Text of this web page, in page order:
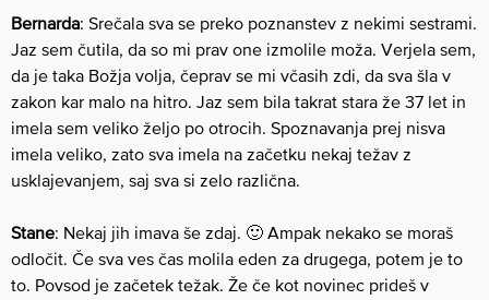
Bernarda: Srečala sva se preko poznanstev z nekimi sestrami.
Jaz sem čutila, da so mi prav one izmolile moža. Verjela sem,
da je taka Božja volja, čeprav se mi včasih zdi, da sva šla v
zakon kar malo na hitro. Jaz sem bila takrat stara že 37 let in
imela sem veliko željo po otrocih. Spoznavanja prej nisva
imela veliko, zato sva imela na začetku nekaj težav z
usklajevanjem, saj sva si zelo različna.
Stane: Nekaj jih imava še zdaj. 🙂 Ampak nekako se moraš
odločit. Če sva ves čas molila eden za drugega, potem je to
to. Povsod je začetek težak. Že če kot novinec prideš v